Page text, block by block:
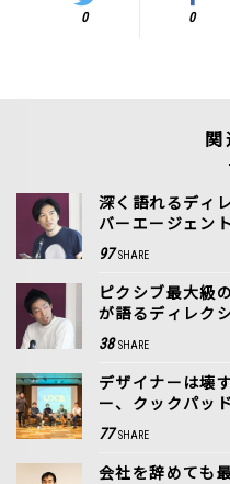
0 0
深く語れるディ
バーエージェン
97 SHARE
ピクシブ最大級
が語るディレク
38 SHARE
デザイナーは壊
ー、クックパッ
77 SHARE
会社を辞めても